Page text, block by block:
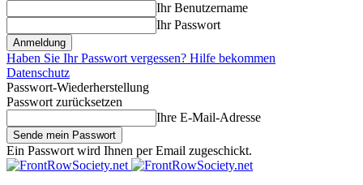
Ihr Benutzername
Ihr Passwort
Haben Sie Ihr Passwort vergessen? Hilfe bekommen
Datenschutz
Passwort-Wiederherstellung
Passwort zurücksetzen
Ihre E-Mail-Adresse
Ein Passwort wird Ihnen per Email zugeschickt.